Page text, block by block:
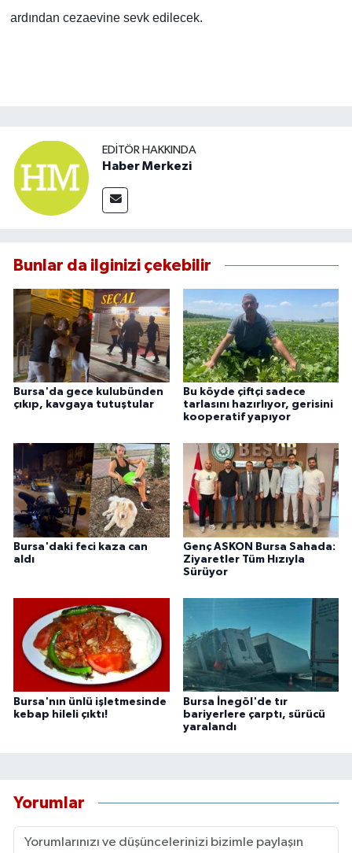
ardından cezaevine sevk edilecek.
EDITÖR HAKKINDA
Haber Merkezi
Bunlar da ilginizi çekebilir
Bursa'da gece kulubünden
çıkıp, kavgaya tutuştular
Bu köyde çiftçi sadece
tarlasını hazırlıyor, gerisini
kooperatif yapıyor
Bursa'daki feci kaza can
aldı
Genç ASKON Bursa Sahada:
Ziyaretler Tüm Hızıyla
Sürüyor
Bursa'nın ünlü işletmesinde
kebap hileli çıktı!
Bursa İnegöl'de tır
bariyerlere çarptı, sürücü
yaralandı
Yorumlar